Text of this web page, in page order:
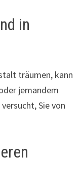
in
träumen, kann
jemandem
Sie von